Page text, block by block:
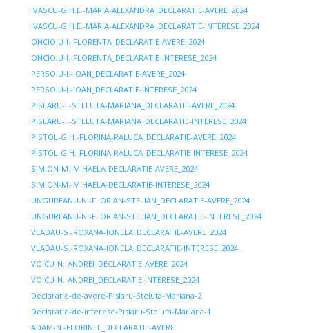
IVASCU-G.H.E.-MARIA-ALEXANDRA_DECLARATIE-AVERE_2024
IVASCU-G.H.E.-MARIA-ALEXANDRA_DECLARATIE-INTERESE_2024
ONCIOIU-I.-FLORENTA_DECLARATIE-AVERE_2024
ONCIOIU-I.-FLORENTA_DECLARATIE-INTERESE_2024
PERSOIU-I.-IOAN_DECLARATIE-AVERE_2024
PERSOIU-I.-IOAN_DECLARATIE-INTERESE_2024
PISLARU-I.-STELUTA-MARIANA_DECLARATIE-AVERE_2024
PISLARU-I.-STELUTA-MARIANA_DECLARATIE-INTERESE_2024
PISTOL-G.H.-FLORINA-RALUCA_DECLARATIE-AVERE_2024
PISTOL-G.H.-FLORINA-RALUCA_DECLARATIE-INTERESE_2024
SIMION-M.-MIHAELA-DECLARATIE-AVERE_2024
SIMION-M.-MIHAELA-DECLARATIE-INTERESE_2024
UNGUREANU-N.-FLORIAN-STELIAN_DECLARATIE-AVERE_2024
UNGUREANU-N.-FLORIAN-STELIAN_DECLARATIE-INTERESE_2024
VLADAU-S.-ROXANA-IONELA_DECLARATIE-AVERE_2024
VLADAU-S.-ROXANA-IONELA_DECLARATIE-INTERESE_2024
VOICU-N.-ANDREI_DECLARATIE-AVERE_2024
VOICU-N.-ANDREI_DECLARATIE-INTERESE_2024
Declaratie-de-avere-Pislaru-Steluta-Mariana-2
Declaratie-de-interese-Pislaru-Steluta-Mariana-1
ADAM-N.-FLORINEL_DECLARATIE-AVERE